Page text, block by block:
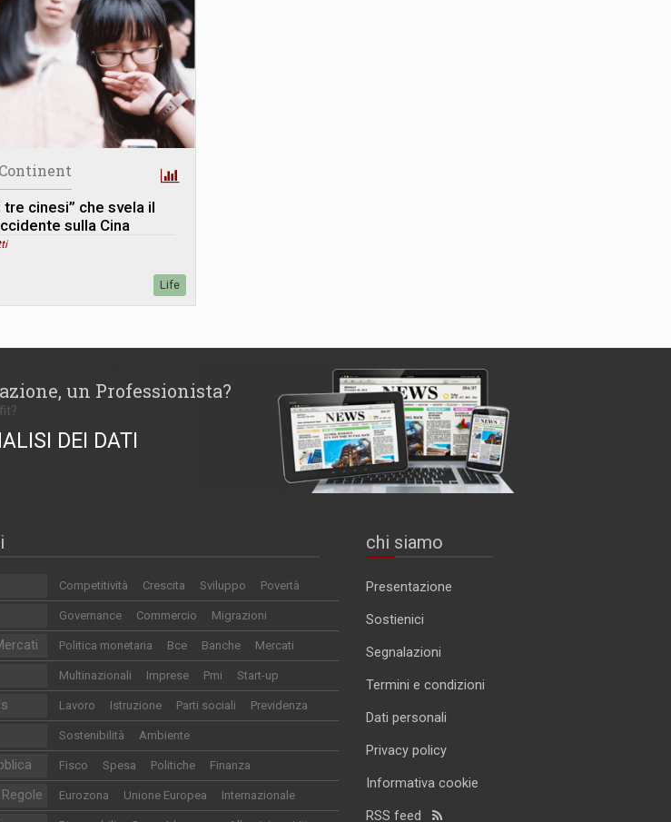
tre cinesi” che svela il
sulla Cina
Life
un Professionista?
DEI DATI
Competitività Crescita Sviluppo Povertà
Governance Commercio Migrazioni
Politica monetaria Bce Banche Mercati
Multinazionali Imprese Pmi Start-up
Lavoro Istruzione Parti sociali Previdenza
Sostenibilità Ambiente
Fisco Spesa Politiche Finanza
Eurozona Unione Europea Internazionale
chi siamo
Presentazione
Sostienici
Segnalazioni
Termini e condizioni
Dati personali
Privacy policy
Informativa cookie
RSS feed